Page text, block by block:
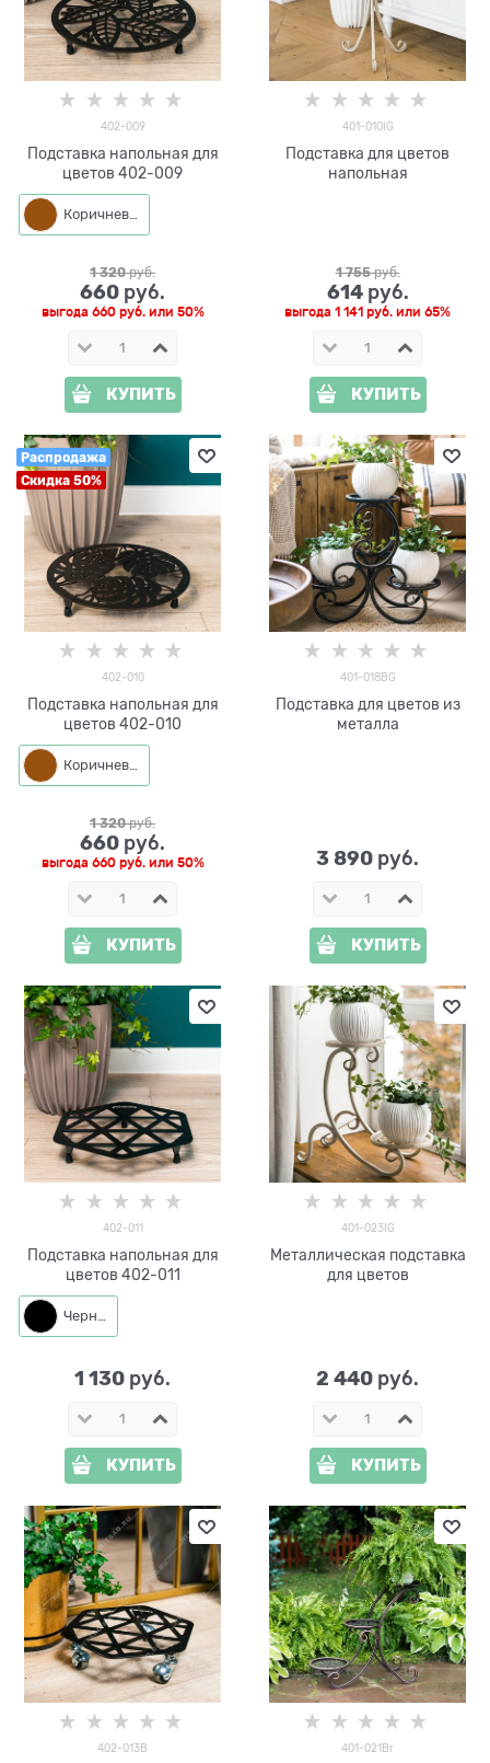
402-009
Подставка напольная для
цветов 402-009
Коричневый
1 320 руб.
660 руб.
выгода 660 руб.или 50%
КУПИТЬ
401-010IG
Подставка для цветов
напольная
1 755 руб.
614 руб.
выгода 1 141 руб. или 65%
КУПИТЬ
Распродажа
Скидка 50%
402-010
Подставка напольная для
цветов 402-010
Коричневый
1 320 руб.
660 руб.
выгода 660 руб.или 50%
КУПИТЬ
401-018BG
Подставка для цветов из
металла
3 890 руб.
КУПИТЬ
402-011
Подставка напольная для
цветов 402-011
Черный
1 130 руб.
КУПИТЬ
401-023IG
Металлическая подставка
для цветов
2 440 руб.
КУПИТЬ
402-013B 401-021Br